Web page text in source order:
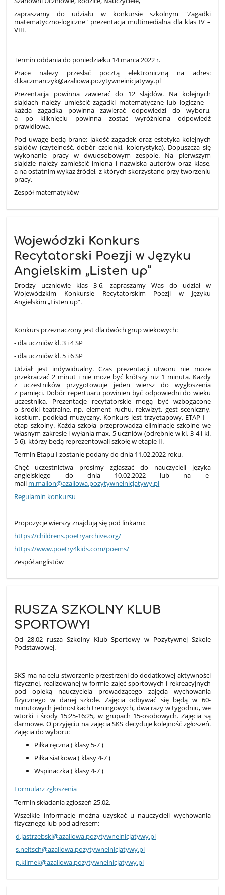
zapraszamy do udziału w konkursie szkolnym "Zagadki
matematyczno-logiczne" prezentacja multimedialna dla klas IV –
VIII.
Termin oddania do poniedziałku 14 marca 2022 r.
Prace należy przesłać pocztą elektroniczną na adres:
d.kaczmarczyk@azaliowa.pozytywneinicjatywy.pl
Prezentacja powinna zawierać do 12 slajdów. Na kolejnych
slajdach należy umieścić zagadki matematyczne lub logiczne –
każda zagadka powinna zawierać odpowiedzi do wyboru,
a po kliknięciu powinna zostać wyróżniona odpowiedź
prawidłowa.
Pod uwagę będą brane: jakość zagadek oraz estetyka kolejnych
slajdów (czytelność, dobór czcionki, kolorystyka). Dopuszcza się
wykonanie pracy w dwuosobowym zespole. Na pierwszym
slajdzie należy zamieścić imiona i nazwiska autorów oraz klasę,
a na ostatnim wykaz źródeł, z których skorzystano przy tworzeniu
pracy.
Zespół matematyków
Wojewódzki Konkurs
Recytatorski Poezji w Języku
Angielskim „Listen up”
Drodzy uczniowie klas 3-6, zapraszamy Was do udział w
Wojewódzkim Konkursie Recytatorskim Poezji w Języku
Angielskim „Listen up”.
Konkurs przeznaczony jest dla dwóch grup wiekowych:
- dla uczniów kl. 3 i 4 SP
- dla uczniów kl. 5 i 6 SP
Udział jest indywidualny. Czas prezentacji utworu nie może
przekraczać 2 minut i nie może być krótszy niż 1 minuta. Każdy
z uczestników przygotowuje jeden wiersz do wygłoszenia
z pamięci. Dobór repertuaru powinien być odpowiedni do wieku
uczestnika. Prezentacje recytatorskie mogą być wzbogacone
o środki teatralne, np. element ruchu, rekwizyt, gest sceniczny,
kostium, podkład muzyczny. Konkurs jest trzyetapowy. ETAP I –
etap szkolny. Każda szkoła przeprowadza eliminacje szkolne we
własnym zakresie i wyłania max. 5 uczniów (odrębnie w kl. 3-4 i kl.
5-6), którzy będą reprezentowali szkołę w etapie II.
Termin Etapu I zostanie podany do dnia 11.02.2022 roku.
Chęć uczestnictwa prosimy zgłaszać do nauczycieli języka
angielskiego do dnia 10.02.2022 lub na e-
mail m.mallon@azaliowa.pozytywneinicjatywy.pl
Regulamin konkursu
Propozycje wierszy znajdują się pod linkami:
https://childrens.poetryarchive.org/
https://www.poetry4kids.com/poems/
Zespół anglistów
RUSZA SZKOLNY KLUB
SPORTOWY!
Od 28.02 rusza Szkolny Klub Sportowy w Pozytywnej Szkole
Podstawowej.
SKS ma na celu stworzenie przestrzeni do dodatkowej aktywności
fizycznej, realizowanej w formie zajęć sportowych i rekreacyjnych
pod opieką nauczyciela prowadzącego zajęcia wychowania
fizycznego w danej szkole. Zajęcia odbywać się będą w 60-
minutowych jednostkach treningowych, dwa razy w tygodniu, we
wtorki i środy 15:25-16:25, w grupach 15-osobowych. Zajęcia są
darmowe. O przyjęciu na zajęcia SKS decyduje kolejność zgłoszeń.
Zajęcia do wyboru:
Piłka ręczna ( klasy 5-7 )
Piłka siatkowa ( klasy 4-7 )
Wspinaczka ( klasy 4-7 )
Formularz zgłoszenia
Termin składania zgłoszeń 25.02.
Wszelkie informacje można uzyskać u nauczycieli wychowania
fizycznego lub pod adresem:
d.jastrzebski@azaliowa.pozytywneinicjatywy.pl
s.neitsch@azaliowa.pozytywneinicjatywy.pl
p.klimek@azaliowa.pozytywneinicjatywy.pl